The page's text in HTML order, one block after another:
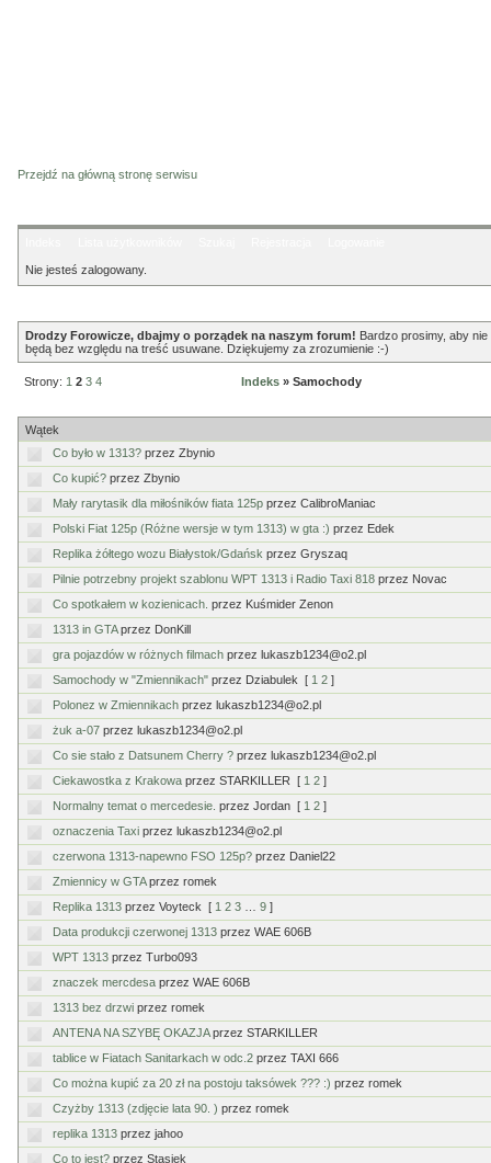
Przejdź na główną stronę serwisu
Nie jesteś zalogowany.
Drodzy Forowicze, dbajmy o porządek na naszym forum! Bardzo prosimy, aby nie
będą bez względu na treść usuwane. Dziękujemy za zrozumienie :-)
Strony: 1 2 3 4 Indeks » Samochody
Wątek
Co było w 1313? przez Zbynio
Co kupić? przez Zbynio
Mały rarytasik dla miłośników fiata 125p przez CalibroManiac
Polski Fiat 125p (Różne wersje w tym 1313) w gta :) przez Edek
Replika żółtego wozu Białystok/Gdańsk przez Gryszaq
Pilnie potrzebny projekt szablonu WPT 1313 i Radio Taxi 818 przez Novac
Co spotkałem w kozienicach. przez Kuśmider Zenon
1313 in GTA przez DonKill
gra pojazdów w różnych filmach przez lukaszb1234@o2.pl
Samochody w "Zmiennikach" przez Dziabulek [ 1 2 ]
Polonez w Zmiennikach przez lukaszb1234@o2.pl
żuk a-07 przez lukaszb1234@o2.pl
Co sie stało z Datsunem Cherry ? przez lukaszb1234@o2.pl
Ciekawostka z Krakowa przez STARKILLER [ 1 2 ]
Normalny temat o mercedesie. przez Jordan [ 1 2 ]
oznaczenia Taxi przez lukaszb1234@o2.pl
czerwona 1313-napewno FSO 125p? przez Daniel22
Zmiennicy w GTA przez romek
Replika 1313 przez Voyteck [ 1 2 3 …9 ]
Data produkcji czerwonej 1313 przez WAE 606B
WPT 1313 przez Turbo093
znaczek mercdesa przez WAE 606B
1313 bez drzwi przez romek
ANTENA NA SZYBĘ OKAZJA przez STARKILLER
tablice w Fiatach Sanitarkach w odc.2 przez TAXI 666
Co można kupić za 20 zł na postoju taksówek ??? :) przez romek
Czyżby 1313 (zdjęcie lata 90. ) przez romek
replika 1313 przez jahoo
Co to jest? przez Stasiek